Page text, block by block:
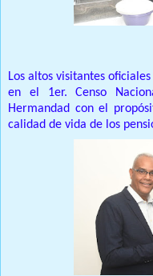
Los altos visitantes
en el 1er. Censo
Hermandad con el
calidad de vida de los